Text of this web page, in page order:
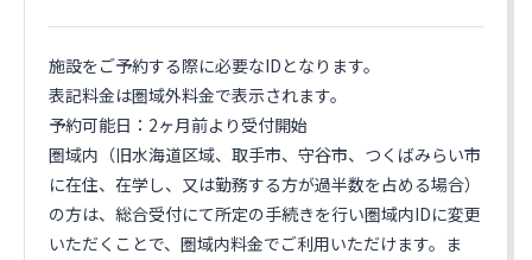
施設をご予約する際に必要なIDとなります。
表記料金は圏域外料金で表示されます。
予約可能日：2ヶ月前より受付開始
圏域内（旧水海道区域、取手市、守谷市、つくばみらい市
に在住、在学し、又は勤務する方が過半数を占める場合）
の方は、総合受付にて所定の手続きを行い圏域内IDに変更
いただくことで、圏域内料金でご利用いただけます。ま